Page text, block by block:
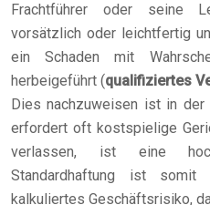
Frachtführer oder seine
vorsätzlich oder leichtfertig
ein Schaden mit
herbeigeführt (qualifiziertes
Dies nachzuweisen ist in
erfordert oft kostspielige
verlassen, ist eine
Standardhaftung ist
kalkuliertes Geschäftsrisiko,